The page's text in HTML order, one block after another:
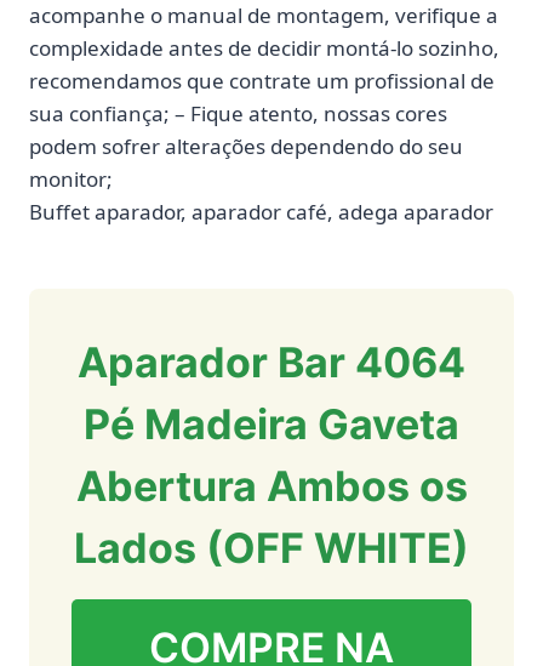
acompanhe o manual de montagem, verifique a
complexidade antes de decidir montá-lo sozinho,
recomendamos que contrate um profissional de
sua confiança; – Fique atento, nossas cores
podem sofrer alterações dependendo do seu
monitor;
Buffet aparador, aparador café, adega aparador
Aparador Bar 4064
Pé Madeira Gaveta
Abertura Ambos os
Lados (OFF WHITE)
COMPRE NA